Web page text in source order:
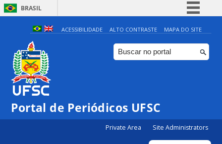
BRASIL
Simplifique!
Comunica BR
Participe
Canais
ACESSIBILIDADE ALTO CONTRASTE MAPA DO SITE
Portal de Periódicos UFSC
Private Area Site Administrators